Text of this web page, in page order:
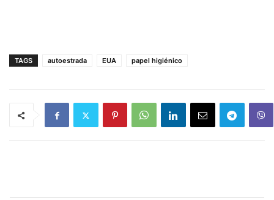
TAGS autoestrada EUA papel higiénico